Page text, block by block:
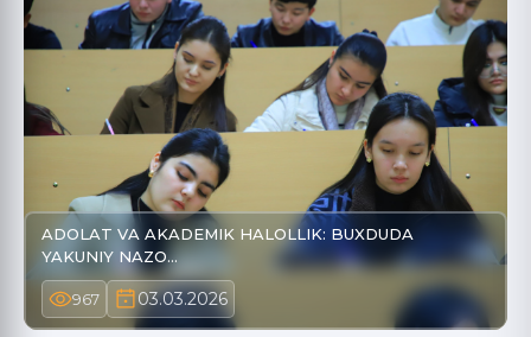
ADOLAT VA AKADEMIK HALOLLIK: BUXDUDA
YAKUNIY NAZO…
967 03.03.2026